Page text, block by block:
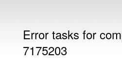
Error tasks for
7175203